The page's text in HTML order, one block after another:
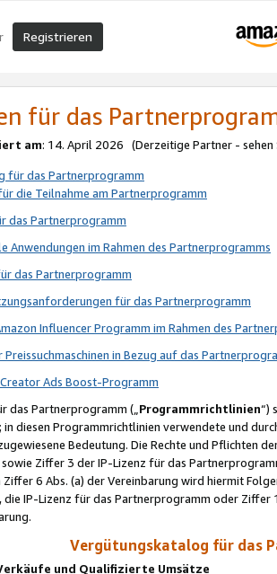
Registrieren
für das
am: 14. April 2026 (Derzeitige Partner - sehen
für das Partnerprogramm
die Teilnahme am Partnerprogramm
das Partnerprogramm
Anwendungen im Rahmen des Partnerprogramms
das Partnerprogramm
für das Partnerprogramm
Influencer Programm im Rahmen des
in Bezug auf das
Ads Boost-Programm
das Partnerprogramm („Programmrichtlinien“)
; in diesen Programmrichtlinien verwendete und
Bedeutung. Die Rechte und Pflichten
Ziffer 3 der IP-Lizenz für das
Ziffer 6 Abs. (a) der Vereinbarung wird hiermit
IP-Lizenz für das Partnerprogramm oder
Vergütungskatalog für das
und Qualifizierte Umsätze